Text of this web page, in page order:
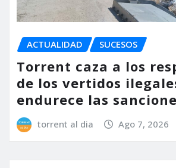
ACTUALIDAD SUCESOS
Torrent caza a los
de los vertidos
endurece las
torrent al dia Ago 7, 2026